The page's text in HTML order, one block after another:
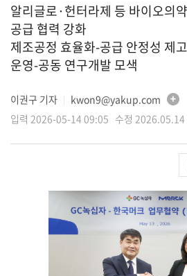
알리글로·헌터라제 등 바이오의
공급 협력 강화
제조공정 효율화-공급 안정성 제
운영-공동 연구개발 모색
이권구 기자
kwon9@yakup.com
입력 2026-05-14 09:05 수정 2026.05.14